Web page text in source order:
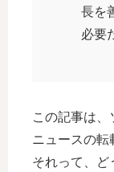
長を
必要
この記事は、
ニュースの転
それって、ど